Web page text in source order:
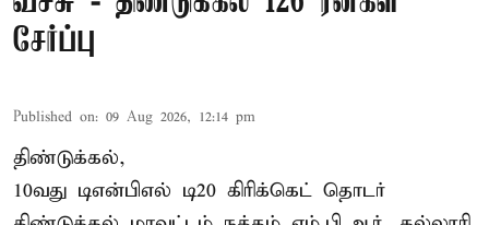
சேர்ப்பு
Published on: 09 Aug 2026, 12:14 pm
திண்டுக்கல்,
10வது டிஎன்பிஎல் டி20 கிரிக்கெட் தொடர்